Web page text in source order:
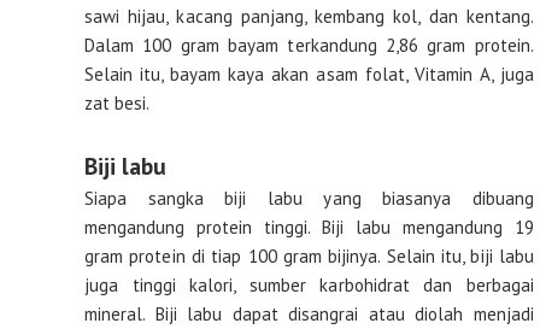
sawi hijau, kacang panjang, kembang kol, dan kentang.
Dalam 100 gram bayam terkandung 2,86 gram protein.
Selain itu, bayam kaya akan asam folat, Vitamin A, juga
zat besi.
Biji labu
Siapa sangka biji labu yang biasanya dibuang
mengandung protein tinggi. Biji labu mengandung 19
gram protein di tiap 100 gram bijinya. Selain itu, biji labu
juga tinggi kalori, sumber karbohidrat dan berbagai
mineral. Biji labu dapat disangrai atau diolah menjadi